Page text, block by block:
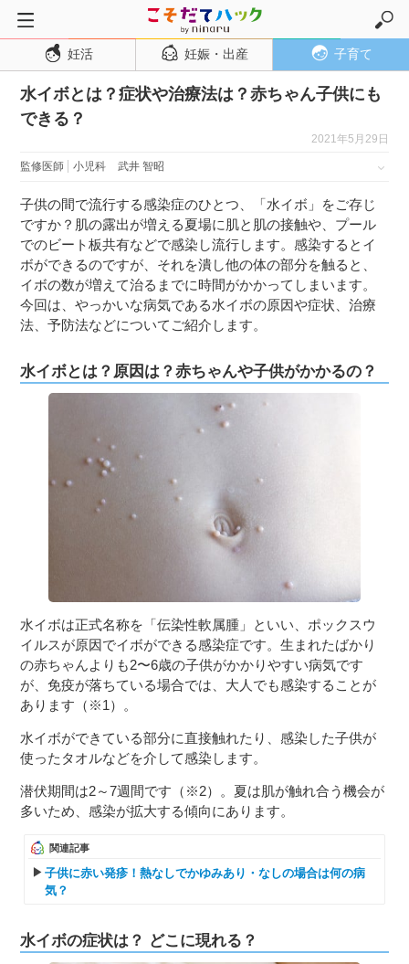
トップページ
妊活
妊娠・出産
妊娠中期
妊娠後期
出産
子育て・育児
１歳児
７〜１２歳児
妊活 妊娠・出産 子育て
水イボとは？症状や治療法は？赤ちゃん子供にも
できる？
2021年5月29日
監修医師 小児科 武井 智昭
子供の間で流行する感染症のひとつ、「水イボ」をご存じ
ですか？肌の露出が増える夏場に肌と肌の接触や、プール
でのビート板共有などで感染し流行します。感染するとイ
ボができるのですが、それを潰し他の体の部分を触ると、
イボの数が増えて治るまでに時間がかかってしまいます。
今回は、やっかいな病気である水イボの原因や症状、治療
法、予防法などについてご紹介します。
水イボとは？原因は？赤ちゃんや子供がかかるの？
水イボは正式名称を「伝染性軟属腫」といい、ポックスウ
イルスが原因でイボができる感染症です。生まれたばかり
の赤ちゃんよりも2〜6歳の子供がかかりやすい病気です
が、免疫が落ちている場合では、大人でも感染することが
あります（※1）。
水イボができている部分に直接触れたり、感染した子供が
使ったタオルなどを介して感染します。
潜伏期間は2～7週間です（※2）。夏は肌が触れ合う機会が
多いため、感染が拡大する傾向にあります。
関連記事
子供に赤い発疹！熱なしでかゆみあり・なしの場合は何の病
気？
水イボの症状は？ どこに現れる？